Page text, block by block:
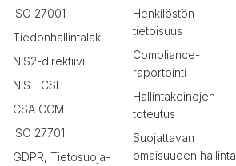
ISO 27001
Tiedonhallintalaki
NIS2-direktiivi
NIST CSF
CSA CCM
ISO 27701
GDPR, Tietosuoja-
Henkilöstön
tietoisuus
Compliance-
raportointi
Hallintakeinojen
toteutus
Suojattavan
omaisuuden hallinta